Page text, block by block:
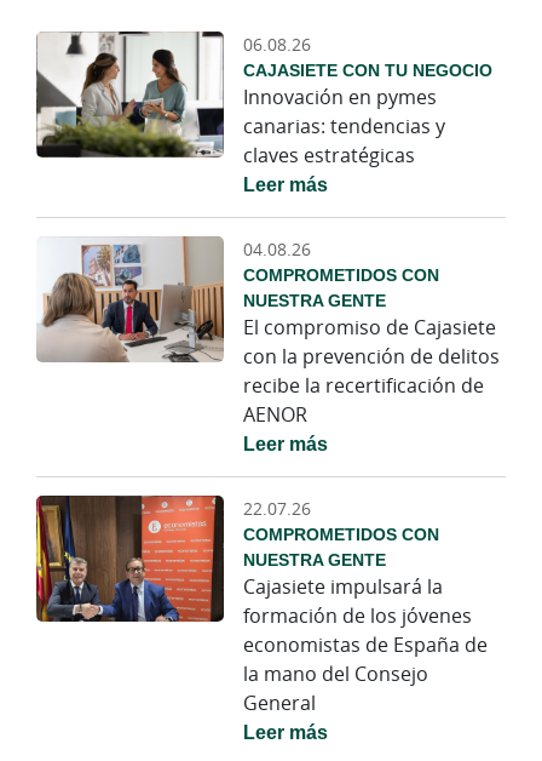
06.08.26
CAJASIETE CON TU NEGOCIO
Innovación en pymes
canarias: tendencias y
claves estratégicas
Leer más
04.08.26
COMPROMETIDOS CON
NUESTRA GENTE
El compromiso de Cajasiete
con la prevención de delitos
recibe la recertificación de
AENOR
Leer más
22.07.26
COMPROMETIDOS CON
NUESTRA GENTE
Cajasiete impulsará la
formación de los jóvenes
economistas de España de
la mano del Consejo
General
Leer más